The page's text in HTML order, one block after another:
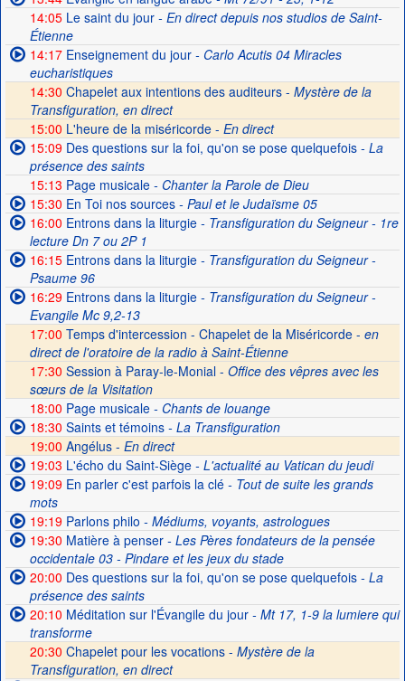
14:05Le saint du jour- En direct depuis nos studios de Saint-
Étienne
14:17Enseignement du jour- Carlo Acutis 04 Miracles
eucharistiques
14:30 Chapelet aux intentions des auditeurs - Mystère de la
Transfiguration, en direct
15:00 L'heure de la miséricorde - En direct
15:09Des questions sur la foi, qu'on se pose quelquefois- La
présence des saints
15:13 Page musicale- Chanter la Parole de Dieu
15:30 En Toi nos sources- Paul et le Judaïsme 05
16:00 Entrons dans la liturgie- Transfiguration du Seigneur - 1re
lecture Dn 7 ou 2P 1
16:15Entrons dans la liturgie- Transfiguration du Seigneur -
Psaume 96
16:29Entrons dans la liturgie- Transfiguration du Seigneur -
Evangile Mc 9,2-13
17:00 Temps d'intercession - Chapelet de la Miséricorde - en
direct de l'oratoire de la radio à Saint-Étienne
17:30 Session à Paray-le-Monial - Office des vêpres avec les
sœurs de la Visitation
18:00 Page musicale- Chants de louange
18:30 Saints et témoins- La Transfiguration
19:00 Angélus - En direct
19:03 L'écho du Saint-Siège- L'actualité au Vatican du jeudi
19:09En parler c'est parfois la clé- Tout de suite les grands
mots
19:19Parlons philo - Médiums, voyants, astrologues
19:30 Matière à penser- Les Pères fondateurs de la pensée
occidentale 03 - Pindare et les jeux du stade
20:00 Des questions sur la foi, qu'on se pose quelquefois- La
présence des saints
20:10 Méditation sur l'Évangile du jour- Mt 17, 1-9 la lumiere qui
transforme
20:30 Chapelet pour les vocations - Mystère de la
Transfiguration, en direct